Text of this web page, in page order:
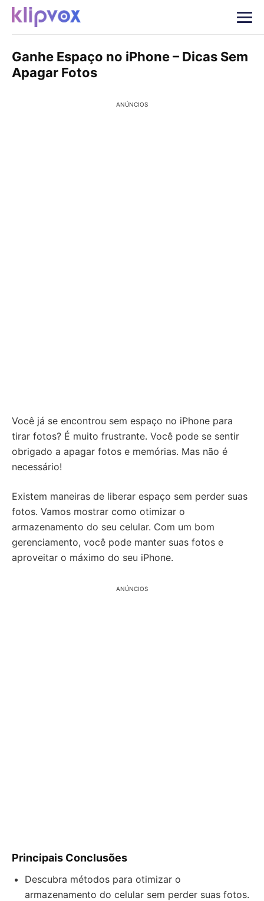
Ganhe Espaço no iPhone – Dicas Sem
Apagar Fotos
ANÚNCIOS
Você já se encontrou sem espaço no iPhone para
tirar fotos? É muito frustrante. Você pode se sentir
obrigado a apagar fotos e memórias. Mas não é
necessário!
Existem maneiras de liberar espaço sem perder suas
fotos. Vamos mostrar como otimizar o
armazenamento do seu celular. Com um bom
gerenciamento, você pode manter suas fotos e
aproveitar o máximo do seu iPhone.
ANÚNCIOS
Principais Conclusões
Descubra métodos para otimizar o
armazenamento do celular sem perder suas fotos.